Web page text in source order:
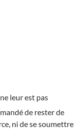
leur est pas
de rester de
ni de se soumettre